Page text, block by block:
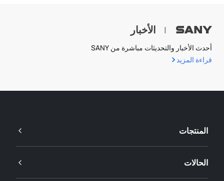
| الأخبار
أحدث الأخبار والتحديثات مباشرة من SANY
قراءة المزيد
المنتجات
الحالات